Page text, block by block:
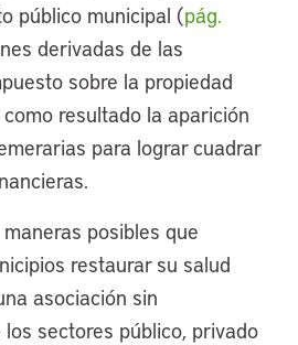
público municipal (pág.
derivadas de las
sobre la propiedad
resultado la aparición
para lograr cuadrar
posibles que
restaurar su salud
asociación sin
sectores público, privado